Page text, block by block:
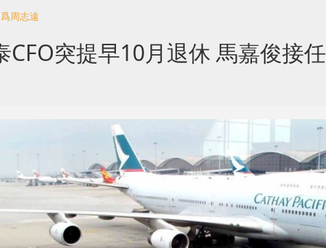
周志遠
CFO突提早10月退休 馬嘉俊接任